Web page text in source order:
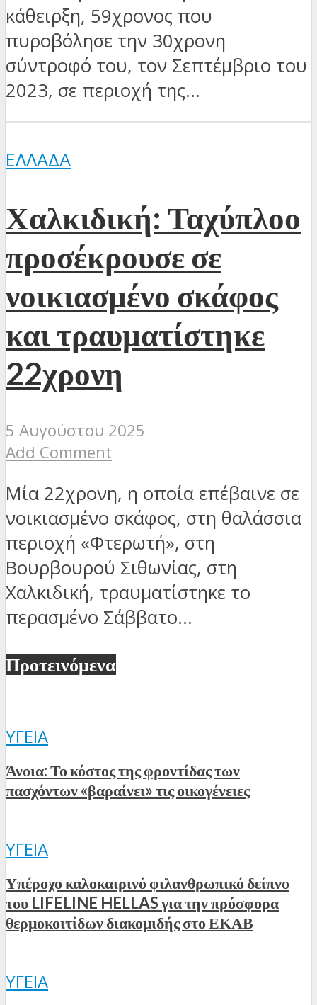
κάθειρξη, 59χρονος που
πυροβόλησε την 30χρονη
σύντροφό του, τον Σεπτέμβριο του
2023, σε περιοχή της...
ΕΛΛΆΔΑ
Χαλκιδική: Ταχύπλοο
προσέκρουσε σε
νοικιασμένο σκάφος
και τραυματίστηκε
22χρονη
5 Αυγούστου 2025
Add Comment
Μία 22χρονη, η οποία επέβαινε σε
νοικιασμένο σκάφος, στη θαλάσσια
περιοχή «Φτερωτή», στη
Βουρβουρού Σιθωνίας, στη
Χαλκιδική, τραυματίστηκε το
περασμένο Σάββατο...
Προτεινόμενα
ΥΓΕΊΑ
Άνοια: Το κόστος της φροντίδας των
πασχόντων «βαραίνει» τις οικογένειες
ΥΓΕΊΑ
Υπέροχο καλοκαιρινό φιλανθρωπικό δείπνο
του LIFELINE HELLAS για την πρόσφορα
θερμοκοιτίδων διακομιδής στο ΕΚΑΒ
ΥΓΕΊΑ